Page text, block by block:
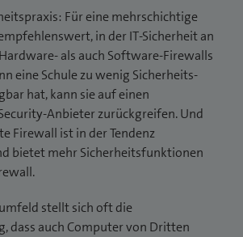
Firewall kann meist sehr
werden, da sie oft als shared-
So kann sie wachsende
problemlos abdecken.
wird vom Anbieter übernommen.
der Aktualisierungen kann mit
Abläufe dadurch bedeutend
Eine cloudbasierte Firewall ist
immun gegen neue
cloudbasierte Firewall nur bedingt
Anforderungen einer Schule
vom Anbieter: Um Anpassungen
oder anderen Einstellungen
zu können, sind Sie meist auf den
und können diese
nicht selbst vornehmen. Dies
verlängern.
Für eine mehrschichtige
in der IT-Sicherheit an
als auch Software-Firewalls
eine Schule zu wenig Sicherheits-
hat, kann sie auf einen
Anbieter zurückgreifen. Und
Firewall ist in der Tendenz
bietet mehr Sicherheitsfunktionen
stellt sich oft die
dass auch Computer von Dritten